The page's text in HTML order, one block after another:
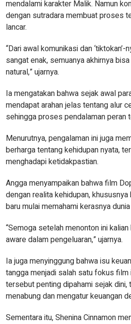
mendalami karakter Malik. Namun
dengan sutradara membuat proses
lancar.
“Dari awal komunikasi dan
sangat enak, semuanya akhirnya
natural,” ujarnya.
Ia mengatakan bahwa sejak awal
mendapat arahan jelas tentang alur
sehingga proses pendalaman peran
Menurutnya, pengalaman ini juga
berharga tentang kehidupan nyata,
menghadapi ketidakpastian.
Angga menyampaikan bahwa film
dengan realita kehidupan,
baru mulai memahami kerasnya
“Semoga setelah menonton ini
aware dalam pengeluaran,” ujarnya.
Ia juga menyinggung bahwa isu
tangga menjadi salah satu fokus film
tersebut penting dipahami sejak
menabung dan mengatur keuangan
Sementara itu, Shenina Cinnamon